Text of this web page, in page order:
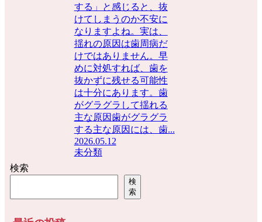
する」と感じると、抜
けてしまうのか不安に
なりますよね。実は、
揺れの原因は歯周病だ
けではありません。早
めに対処すれば、歯を
抜かずに残せる可能性
は十分にあります。歯
がグラグラして揺れる
主な原因歯がグラグラ
する主な原因には、歯...
2026.05.12
未分類
検索
検
索